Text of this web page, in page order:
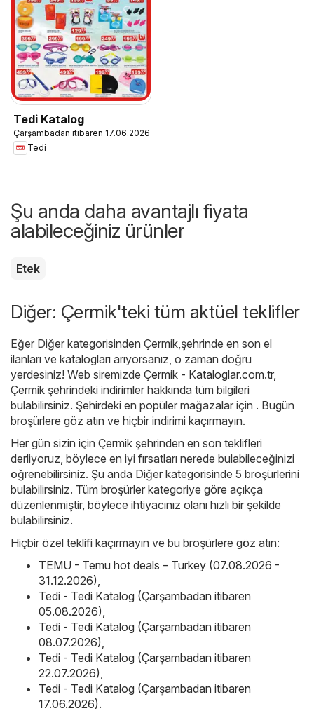
Tedi Katalog
Çarşambadan itibaren 17.06.2026
Tedi
Şu anda daha avantajlı fiyata
alabileceğiniz ürünler
Etek
Diğer: Çermik'teki tüm aktüel teklifler
Eğer Diğer kategorisinden Çermik,şehrinde en son el
ilanları ve katalogları arıyorsanız, o zaman doğru
yerdesiniz! Web siremizde Çermik - Kataloglar.com.tr,
Çermik şehrindeki indirimler hakkında tüm bilgileri
bulabilirsiniz. Şehirdeki en popüler mağazalar için . Bugün
broşürlere göz atın ve hiçbir indirimi kaçırmayın.
Her gün sizin için Çermik şehrinden en son teklifleri
derliyoruz, böylece en iyi fırsatları nerede bulabileceğinizi
öğrenebilirsiniz. Şu anda Diğer kategorisinde 5 broşürlerini
bulabilirsiniz. Tüm broşürler kategoriye göre açıkça
düzenlenmiştir, böylece ihtiyacınız olanı hızlı bir şekilde
bulabilirsiniz.
Hiçbir özel teklifi kaçırmayın ve bu broşürlere göz atın:
TEMU - Temu hot deals – Turkey (07.08.2026 -
31.12.2026)
Tedi - Tedi Katalog (Çarşambadan itibaren
05.08.2026)
Tedi - Tedi Katalog (Çarşambadan itibaren
08.07.2026)
Tedi - Tedi Katalog (Çarşambadan itibaren
22.07.2026)
Tedi - Tedi Katalog (Çarşambadan itibaren
17.06.2026).